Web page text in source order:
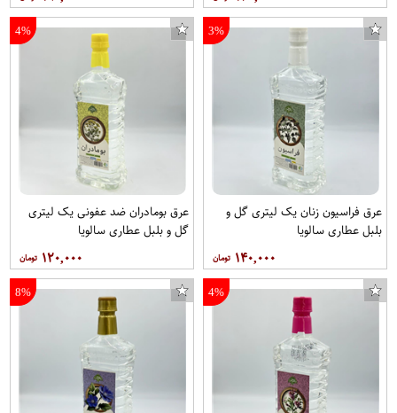
3%
عرق فراسیون زنان یک لیتری گل و
بلبل عطاری سالویا
۱۴۰,۰۰۰
4%
عرق بومادران ضد عفونی یک لیتری
گل و بلبل عطاری سالویا
۱۲۰,۰۰۰
4%
8%